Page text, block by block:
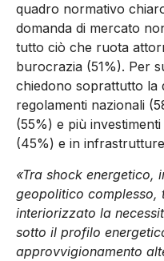
quadro normativo
domanda di mercato
tutto ciò che ruota
burocrazia (51%). Per
chiedono soprattutto la
regolamenti nazionali
(55%) e più
(45%) e in
«Tra shock energetico,
geopolitico complesso,
interiorizzato la
sotto il profilo
approvvigionamento